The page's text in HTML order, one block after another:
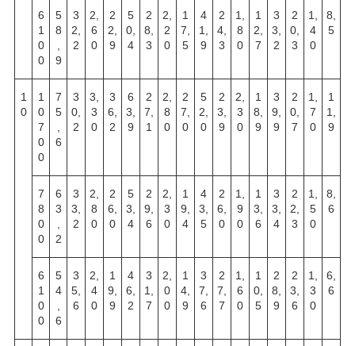
6
1
0
0
5
8
9
3
2,
2
2,
6
0
2
2,
9
5
0,
4
2
8,
3
2,
2
0
1
7,
5
4
1,
9
2
4,
3
1,
8
0
1
2,
7
3
3,
2
2
0,
3
1,
4
0
8,
5
1
0
1
0
7
0
0
7
5
6
3
0,
2
3,
3
0
3
6,
2
6
3,
9
2
7,
1
2,
8
0
2
7,
0
5
2,
0
2
3,
9
2,
3
0
1
8,
9
3
9,
9
2
0,
7
1,
7
0
1
1,
9
7
8
0
0
6
3
2
3
3,
2
2,
8
0
2
6,
0
5
3,
4
2
9,
6
2,
3
0
1
9,
4
4
3,
5
2
6,
0
1,
9
0
1
3,
6
3
3,
4
2
2,
3
1,
5
0
8,
6
6
1
0
0
5
4
6
3
5,
6
2,
4
0
1
9,
9
4
6,
2
3
1,
7
2,
0
0
1
4,
9
3
7,
6
2
7,
7
1,
6
0
1
0,
5
2
8,
9
2
3,
6
1,
3
0
6,
6